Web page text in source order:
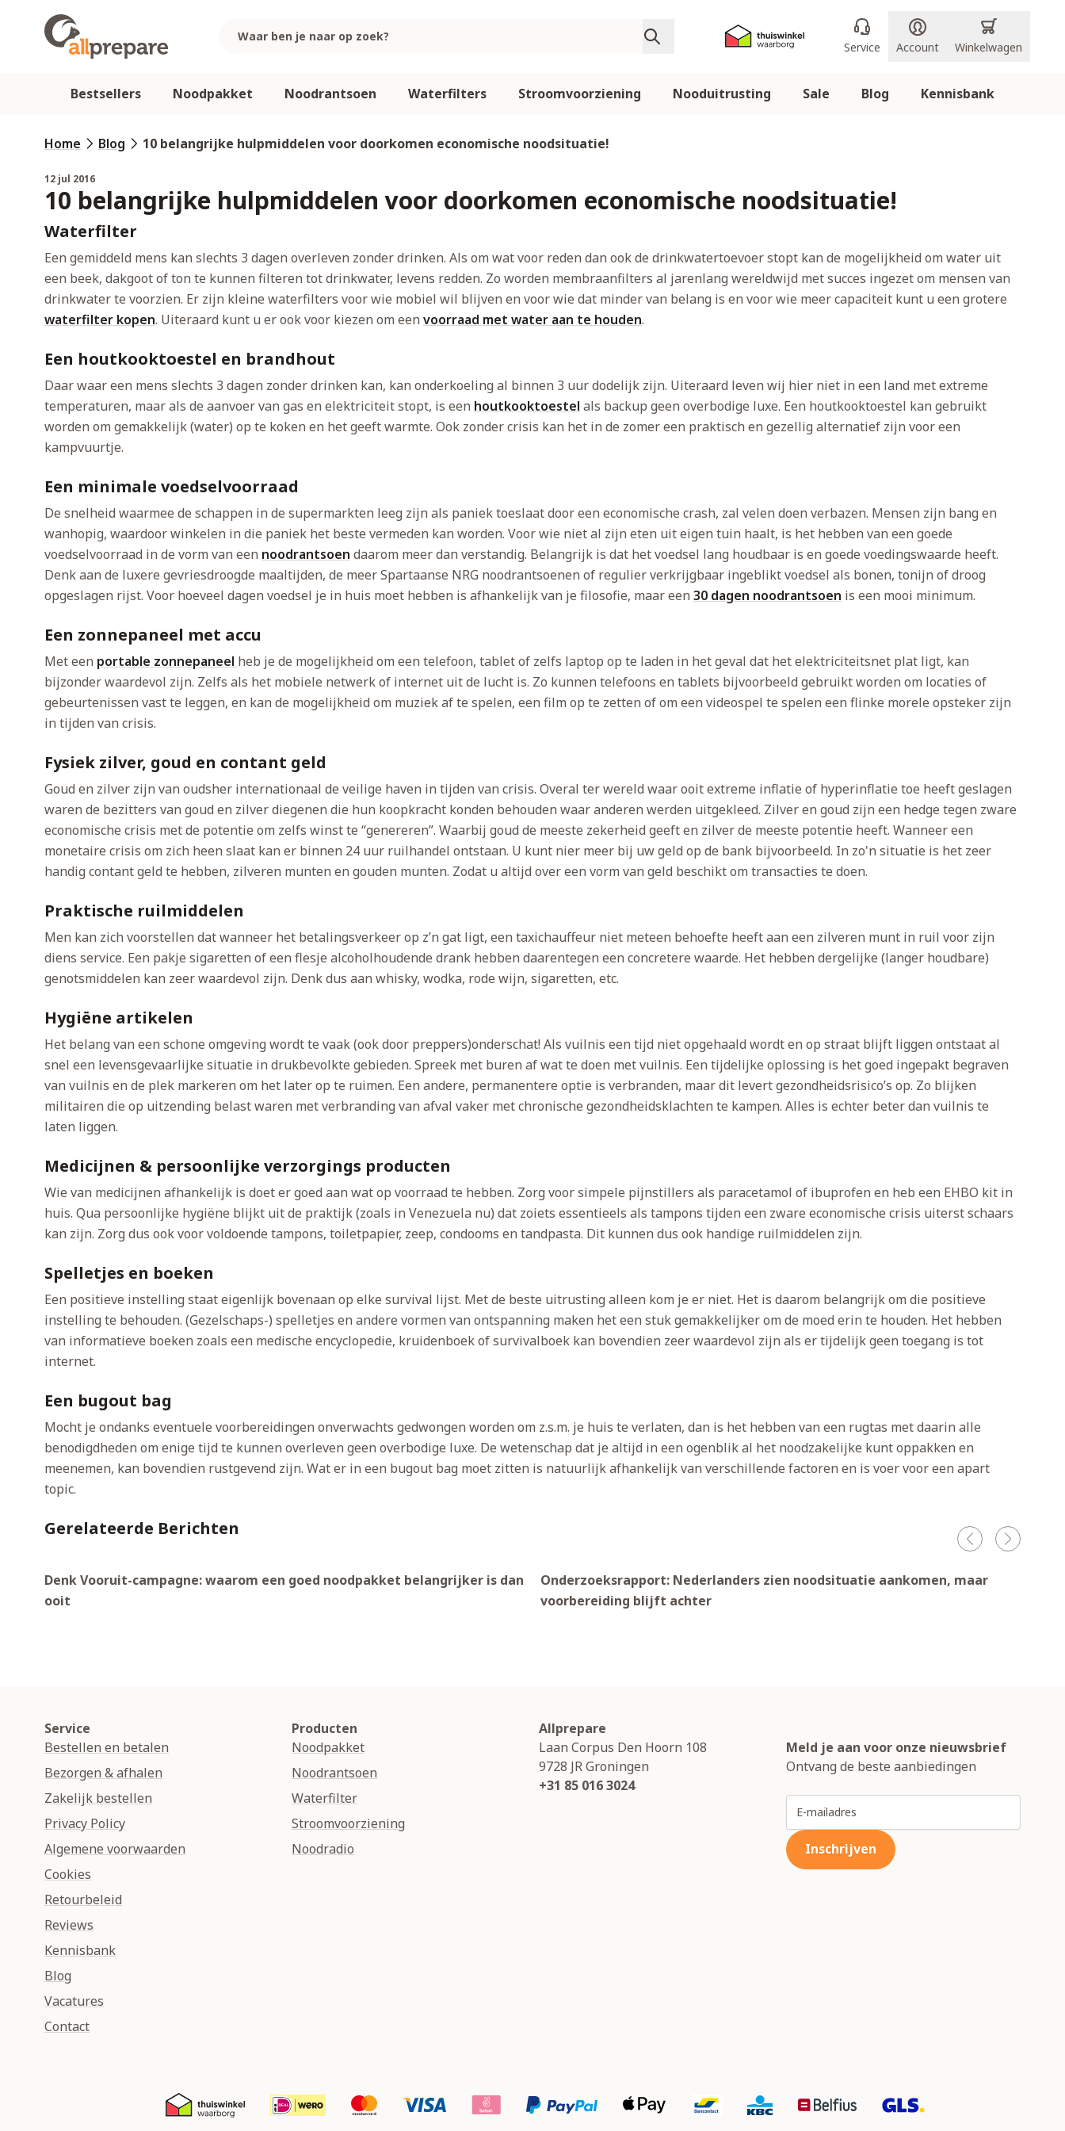
Bestsellers Noodpakket Noodrantsoen Waterfilters Stroomvoorziening Nooduitrusting Sale Blog Kennisbank
Service Account Winkelwagen
Home Blog 10 belangrijke hulpmiddelen voor doorkomen economische noodsituatie!
12 jul 2016
10 belangrijke hulpmiddelen voor doorkomen economische noodsituatie!
Waterfilter
Een gemiddeld mens kan slechts 3 dagen overleven zonder drinken. Als om wat voor reden dan ook de drinkwatertoevoer stopt kan de mogelijkheid om water uit
een beek, dakgoot of ton te kunnen filteren tot drinkwater, levens redden. Zo worden membraanfilters al jarenlang wereldwijd met succes ingezet om mensen van
drinkwater te voorzien. Er zijn kleine waterfilters voor wie mobiel wil blijven en voor wie dat minder van belang is en voor wie meer capaciteit kunt u een grotere
waterfilter kopen. Uiteraard kunt u er ook voor kiezen om een voorraad met water aan te houden.
Een houtkooktoestel en brandhout
Daar waar een mens slechts 3 dagen zonder drinken kan, kan onderkoeling al binnen 3 uur dodelijk zijn. Uiteraard leven wij hier niet in een land met extreme
temperaturen, maar als de aanvoer van gas en elektriciteit stopt, is een houtkooktoestel als backup geen overbodige luxe. Een houtkooktoestel kan gebruikt
worden om gemakkelijk (water) op te koken en het geeft warmte. Ook zonder crisis kan het in de zomer een praktisch en gezellig alternatief zijn voor een
kampvuurtje.
Een minimale voedselvoorraad
De snelheid waarmee de schappen in de supermarkten leeg zijn als paniek toeslaat door een economische crash, zal velen doen verbazen. Mensen zijn bang en
wanhopig, waardoor winkelen in die paniek het beste vermeden kan worden. Voor wie niet al zijn eten uit eigen tuin haalt, is het hebben van een goede
voedselvoorraad in de vorm van een noodrantsoen daarom meer dan verstandig. Belangrijk is dat het voedsel lang houdbaar is en goede voedingswaarde heeft.
Denk aan de luxere gevriesdroogde maaltijden, de meer Spartaanse NRG noodrantsoenen of regulier verkrijgbaar ingeblikt voedsel als bonen, tonijn of droog
opgeslagen rijst. Voor hoeveel dagen voedsel je in huis moet hebben is afhankelijk van je filosofie, maar een 30 dagen noodrantsoen is een mooi minimum.
Een zonnepaneel met accu
Met een portable zonnepaneel heb je de mogelijkheid om een telefoon, tablet of zelfs laptop op te laden in het geval dat het elektriciteitsnet plat ligt, kan
bijzonder waardevol zijn. Zelfs als het mobiele netwerk of internet uit de lucht is. Zo kunnen telefoons en tablets bijvoorbeeld gebruikt worden om locaties of
gebeurtenissen vast te leggen, en kan de mogelijkheid om muziek af te spelen, een film op te zetten of om een videospel te spelen een flinke morele opsteker zijn
in tijden van crisis.
Fysiek zilver, goud en contant geld
Goud en zilver zijn van oudsher internationaal de veilige haven in tijden van crisis. Overal ter wereld waar ooit extreme inflatie of hyperinflatie toe heeft geslagen
waren de bezitters van goud en zilver diegenen die hun koopkracht konden behouden waar anderen werden uitgekleed. Zilver en goud zijn een hedge tegen zware
economische crisis met de potentie om zelfs winst te “genereren”. Waarbij goud de meeste zekerheid geeft en zilver de meeste potentie heeft. Wanneer een
monetaire crisis om zich heen slaat kan er binnen 24 uur ruilhandel ontstaan. U kunt nier meer bij uw geld op de bank bijvoorbeeld. In zo'n situatie is het zeer
handig contant geld te hebben, zilveren munten en gouden munten. Zodat u altijd over een vorm van geld beschikt om transacties te doen.
Praktische ruilmiddelen
Men kan zich voorstellen dat wanneer het betalingsverkeer op z’n gat ligt, een taxichauffeur niet meteen behoefte heeft aan een zilveren munt in ruil voor zijn
diens service. Een pakje sigaretten of een flesje alcoholhoudende drank hebben daarentegen een concretere waarde. Het hebben dergelijke (langer houdbare)
genotsmiddelen kan zeer waardevol zijn. Denk dus aan whisky, wodka, rode wijn, sigaretten, etc.
Hygiëne artikelen
Het belang van een schone omgeving wordt te vaak (ook door preppers)onderschat! Als vuilnis een tijd niet opgehaald wordt en op straat blijft liggen ontstaat al
snel een levensgevaarlijke situatie in drukbevolkte gebieden. Spreek met buren af wat te doen met vuilnis. Een tijdelijke oplossing is het goed ingepakt begraven
van vuilnis en de plek markeren om het later op te ruimen. Een andere, permanentere optie is verbranden, maar dit levert gezondheidsrisico’s op. Zo blijken
militairen die op uitzending belast waren met verbranding van afval vaker met chronische gezondheidsklachten te kampen. Alles is echter beter dan vuilnis te
laten liggen.
Medicijnen & persoonlijke verzorgings producten
Wie van medicijnen afhankelijk is doet er goed aan wat op voorraad te hebben. Zorg voor simpele pijnstillers als paracetamol of ibuprofen en heb een EHBO kit in
huis. Qua persoonlijke hygiëne blijkt uit de praktijk (zoals in Venezuela nu) dat zoiets essentieels als tampons tijden een zware economische crisis uiterst schaars
kan zijn. Zorg dus ook voor voldoende tampons, toiletpapier, zeep, condooms en tandpasta. Dit kunnen dus ook handige ruilmiddelen zijn.
Spelletjes en boeken
Een positieve instelling staat eigenlijk bovenaan op elke survival lijst. Met de beste uitrusting alleen kom je er niet. Het is daarom belangrijk om die positieve
instelling te behouden. (Gezelschaps-) spelletjes en andere vormen van ontspanning maken het een stuk gemakkelijker om de moed erin te houden. Het hebben
van informatieve boeken zoals een medische encyclopedie, kruidenboek of survivalboek kan bovendien zeer waardevol zijn als er tijdelijk geen toegang is tot
internet.
Een bugout bag
Mocht je ondanks eventuele voorbereidingen onverwachts gedwongen worden om z.s.m. je huis te verlaten, dan is het hebben van een rugtas met daarin alle
benodigdheden om enige tijd te kunnen overleven geen overbodige luxe. De wetenschap dat je altijd in een ogenblik al het noodzakelijke kunt oppakken en
meenemen, kan bovendien rustgevend zijn. Wat er in een bugout bag moet zitten is natuurlijk afhankelijk van verschillende factoren en is voer voor een apart
topic.
Gerelateerde Berichten
Denk Vooruit-campagne: waarom een goed noodpakket belangrijker is dan
ooit
Onderzoeksrapport: Nederlanders zien noodsituatie aankomen, maar
voorbereiding blijft achter
Service
Bestellen en betalen
Bezorgen & afhalen
Zakelijk bestellen
Privacy Policy
Algemene voorwaarden
Cookies
Retourbeleid
Reviews
Kennisbank
Blog
Vacatures
Contact
Producten
Noodpakket
Noodrantsoen
Waterfilter
Stroomvoorziening
Noodradio
Allprepare
Laan Corpus Den Hoorn 108
9728 JRGroningen
+31 85 016 3024
Meld je aan voor onze nieuwsbrief
Ontvang de beste aanbiedingen
E-mailadres
Inschrijven